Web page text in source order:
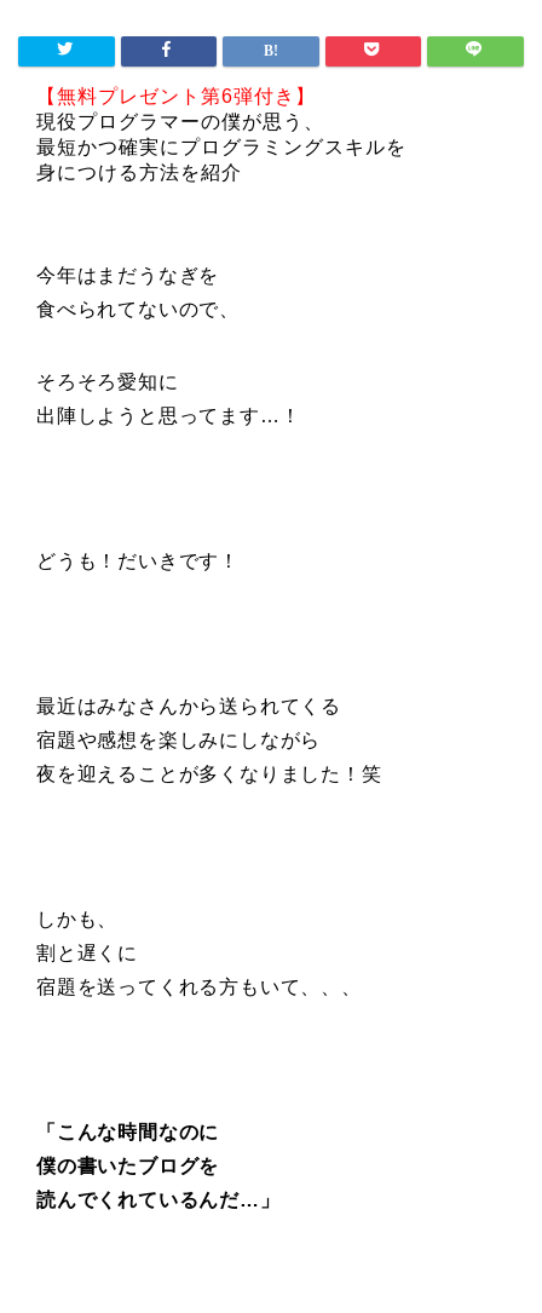
【無料プレゼント第6弾付き】
現役プログラマーの僕が思う、
最短かつ確実にプログラミングスキルを
身につける方法を紹介
今年はまだうなぎを
食べられてないので、
そろそろ愛知に
出陣しようと思ってます…！
どうも！だいきです！
最近はみなさんから送られてくる
宿題や感想を楽しみにしながら
夜を迎えることが多くなりました！笑
しかも、
割と遅くに
宿題を送ってくれる方もいて、、、
「こんな時間なのに
僕の書いたブログを
読んでくれているんだ…」